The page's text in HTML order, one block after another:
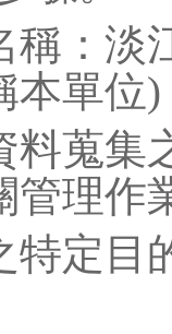
稱：淡
本單位)
料蒐集
管理作
特定目